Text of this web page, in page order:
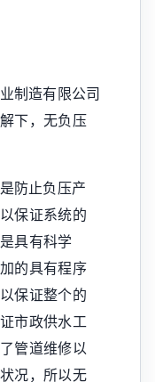
制造有限公司
下，无负压
防止负压产
保证系统的
具有科学
的具有程序
保证整个的
市政供水工
管道维修以
况，所以无